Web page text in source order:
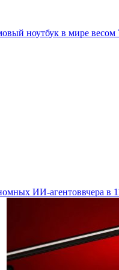
ноутбук в мире весом
ИИ-агентоввчера в